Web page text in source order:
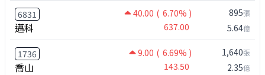
6831 40.00 ( 6.70% )
邁科 637.00
895張
5.64億
1736 9.00 ( 6.69% )
喬山 143.50
1,640張
2.35億